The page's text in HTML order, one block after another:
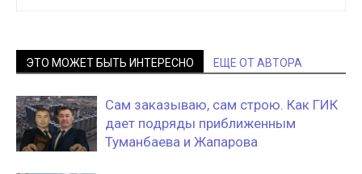
ЭТО МОЖЕТ БЫТЬ ИНТЕРЕСНО ЕЩЕ ОТ АВТОРА
Сам заказываю, сам строю. Как ГИК
дает подряды приближенным
Туманбаева и Жапарова